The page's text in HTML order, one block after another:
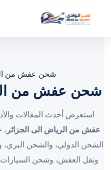
شحن عفش من
شحن عفش من
استعرض أحدث المقالات
عفش من الرياض الى الجزائر ،
الشحن الدولي، والشحن
ونقل العفش، وشحن